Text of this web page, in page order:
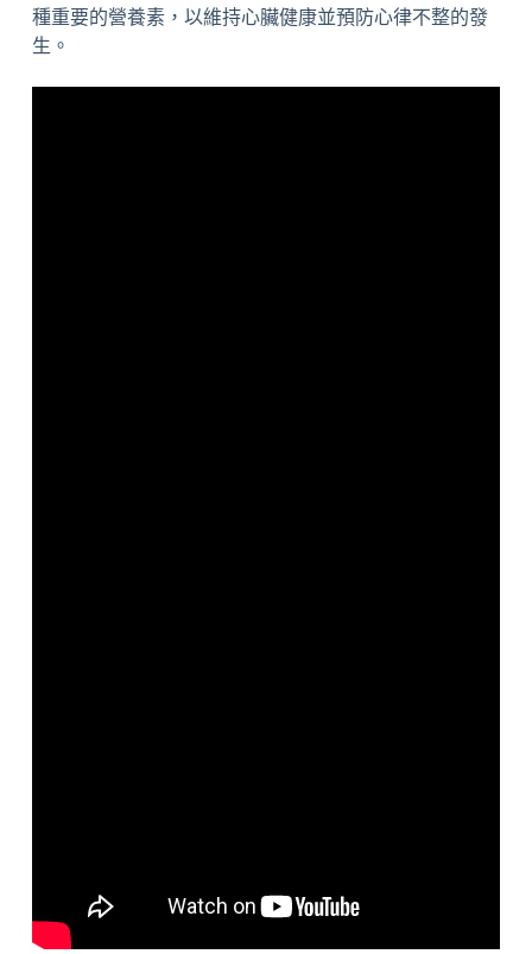
種重要的營養素，以維持心臟健康並預防心律不整的發
生。